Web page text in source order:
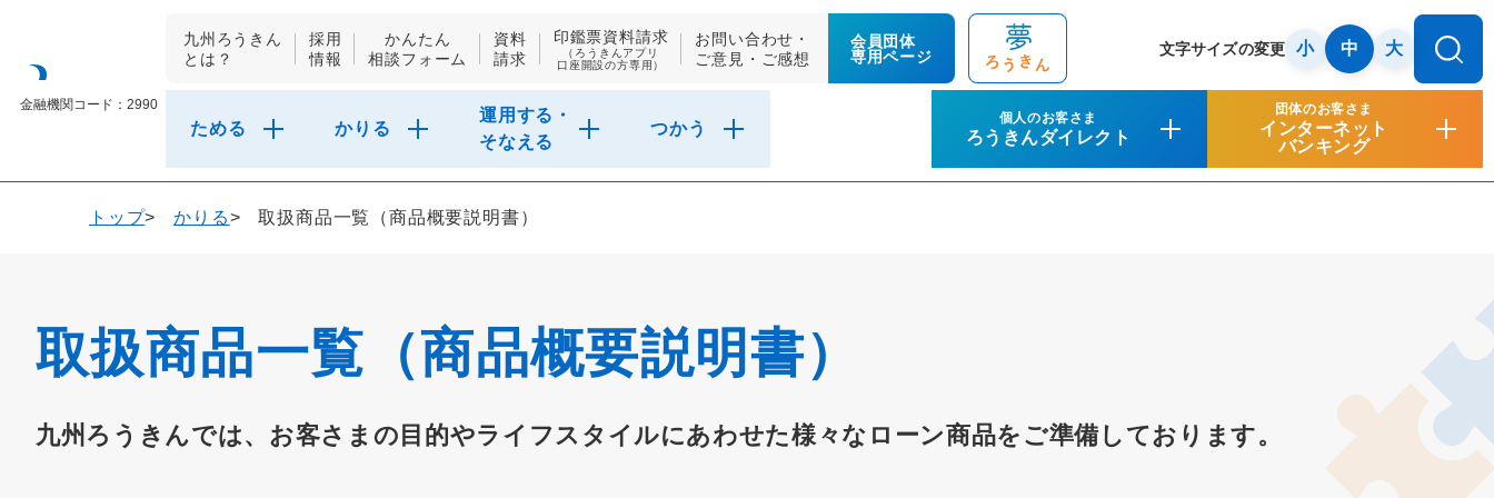
九州労働金庫
金融機関コード：2990
九州ろうきん
とは？
採用
情報
かんたん
相談フォーム
資料
請求
印鑑票資料請求
（ろうきんアプリ
口座開設の方専用）
お問い合わせ・
ご意見・ご感想
会員団体
専用ページ
文字サイズの変更 小 中 大
ためる かりる
運用する・
そなえる
つかう
個人のお客さま
ろうきんダイレクト
団体のお客さま
インターネット
バンキング
トップ かりる 取扱商品一覧（商品概要説明書）
取扱商品一覧（商品概要説明書）
九州ろうきんでは、お客さまの目的やライフスタイルにあわせた様々なローン商品をご準備しております。